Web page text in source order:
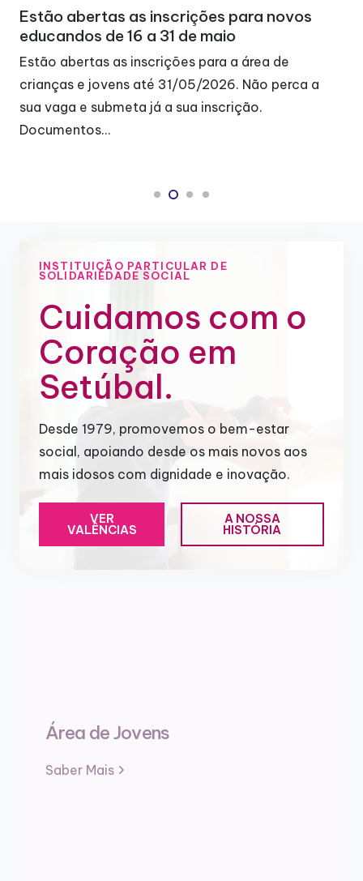
Estão abertas as inscrições para novos
educandos de 16 a 31 de maio
Estão abertas as inscrições para a área de
crianças e jovens até 31/05/2026. Não perca a
sua vaga e submeta já a sua inscrição.
Documentos…
INSTITUIÇÃO PARTICULAR DE
SOLIDARIEDADE SOCIAL
Cuidamos com o
Coração em
Setúbal.
Desde 1979, promovemos o bem-estar
social, apoiando desde os mais novos aos
mais idosos com dignidade e inovação.
VER
VALÊNCIAS
A NOSSA
HISTÓRIA
Área de Jovens
Saber Mais